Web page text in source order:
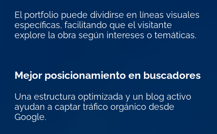
El portfolio puede dividirse en líneas visuales
específicas, facilitando que el visitante
explore la obra según intereses o temáticas.
Mejor posicionamiento en buscadores
Una estructura optimizada y un blog activo
ayudan a captar tráfico orgánico desde
Google.